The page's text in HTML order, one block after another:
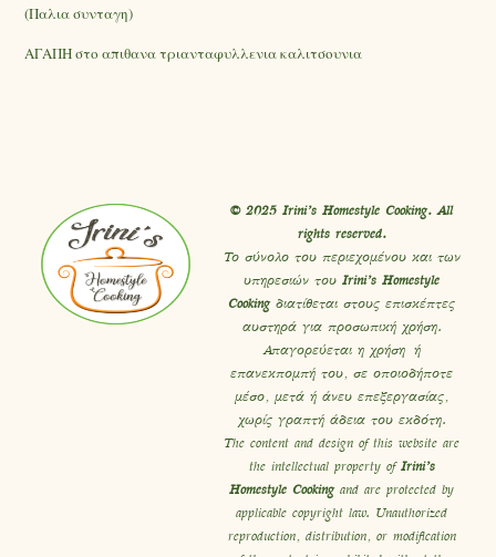
(Παλια συνταγη)
ΑΓΑΠΗστοαπιθανα τριανταφυλλενια καλιτσουνια
© 2025 Irini’s Homestyle Cooking. All
rights reserved.
Το σύνολο του περιεχομένου και των
υπηρεσιών τουIrini’s Homestyle
Cookingδιατίθεται στους επισκέπτες
αυστηρά για προσωπική χρήση.
Απαγορεύεται η χρήση ή
επανεκπομπή του, σε οποιοδήποτε
μέσο, μετά ή άνευ επεξεργασίας,
χωρίς γραπτή άδεια του εκδότη.
The content and design of this website are
the intellectual property ofIrini’s
Homestyle Cookingand are protected by
applicable copyright law. Unauthorized
reproduction, distribution, or modification